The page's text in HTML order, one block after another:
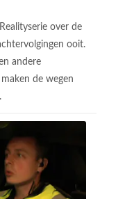
Realityserie over de
ooit.
andere
de wegen